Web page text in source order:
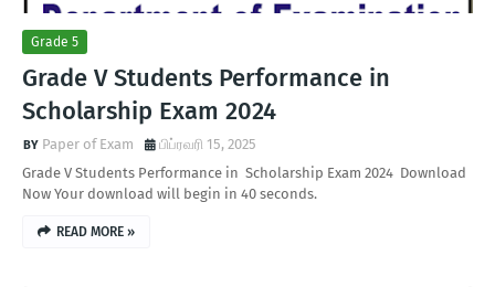
Grade 5
Grade V Students Performance in
Scholarship Exam 2024
Paper of Exam
பிப்ரவரி 15, 2025
Grade V Students Performance in Scholarship Exam 2024 Download
Now Your download will begin in 40 seconds.
READ MORE »